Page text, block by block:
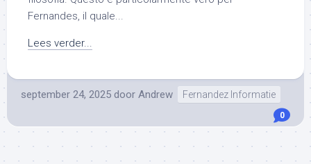
Fernandes, il quale...
Lees verder...
september 24, 2025 door Andrew Fernandez Informatie
0